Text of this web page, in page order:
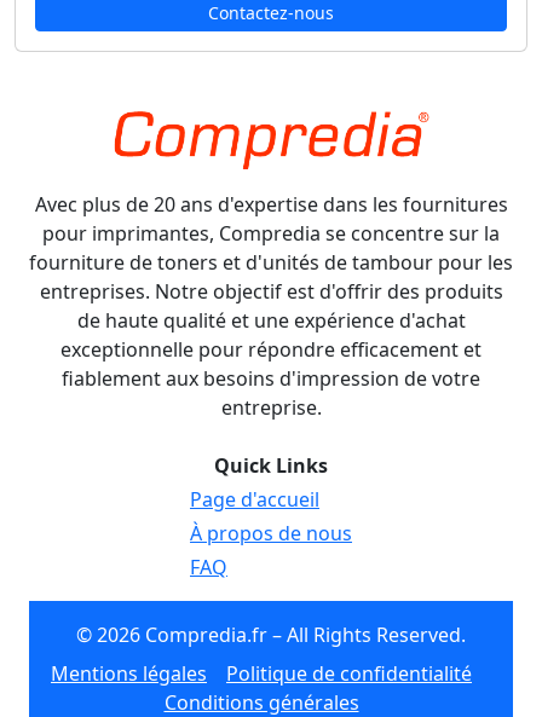
Contactez-nous
Avec plus de 20 ans d'expertise dans les fournitures
pour imprimantes, Compredia se concentre sur la
fourniture de toners et d'unités de tambour pour les
entreprises. Notre objectif est d'offrir des produits
de haute qualité et une expérience d'achat
exceptionnelle pour répondre efficacement et
fiablement aux besoins d'impression de votre
entreprise.
Quick Links
Page d'accueil
À propos de nous
FAQ
© 2026 Compredia.fr – All Rights Reserved.
Mentions légales
Politique de confidentialité
Conditions générales